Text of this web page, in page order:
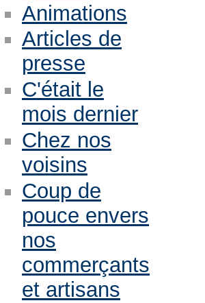
Animations
Articles de
presse
C'était le
mois dernier
Chez nos
voisins
Coup de
pouce envers
nos
commerçants
et artisans